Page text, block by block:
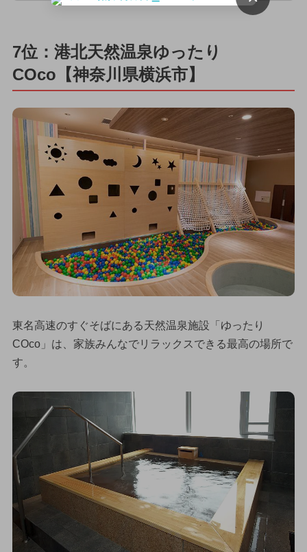
7位：港北天然温泉ゆったり
COco【神奈川県横浜市】
東名高速のすぐそばにある天然温泉施設「ゆったり
COco」は、家族みんなでリラックスできる最高の場所で
す。